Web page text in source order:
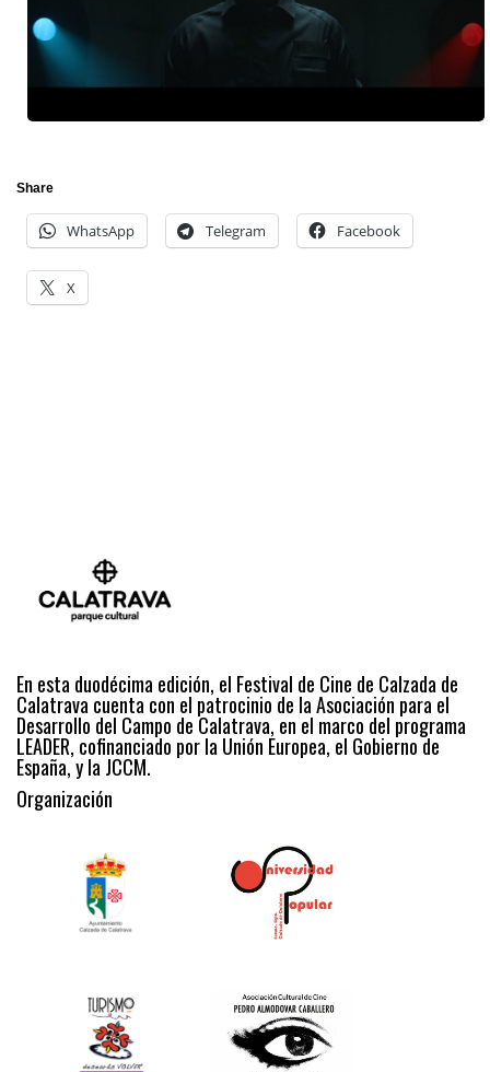
Share
WhatsApp Telegram Facebook
X
En esta duodécima edición, el Festival de Cine de Calzada de
Calatrava cuenta con el patrocinio de la Asociación para el
Desarrollo del Campo de Calatrava, en el marco del programa
LEADER, cofinanciado por la Unión Europea, el Gobierno de
España, y la JCCM.
Organización